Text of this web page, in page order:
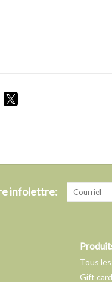
infolettre:
Tous
Gift